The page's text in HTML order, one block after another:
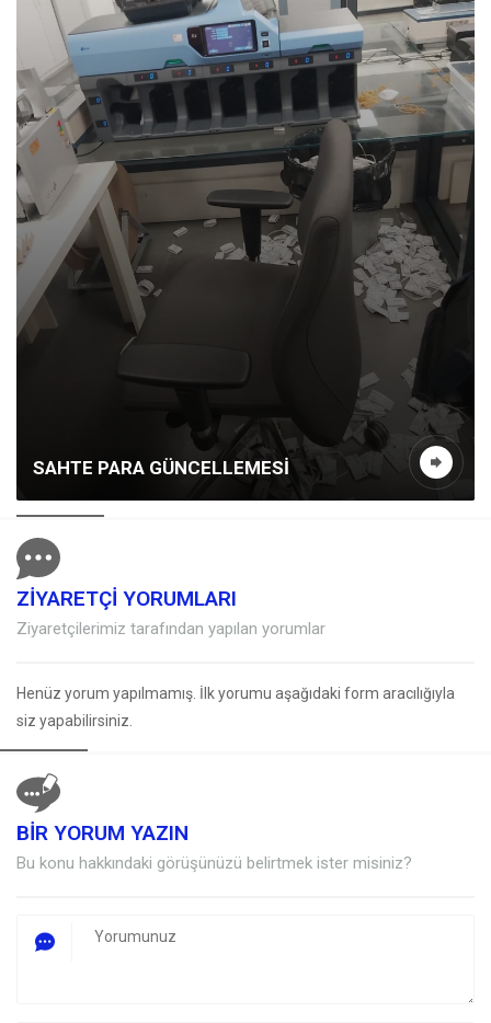
SAHTE PARA GÜNCELLEMESİ
ZİYARETÇİ YORUMLARI
Ziyaretçilerimiz tarafından yapılan yorumlar
Henüz yorum yapılmamış. İlk yorumu aşağıdaki form aracılığıyla
siz yapabilirsiniz.
BİR YORUM YAZIN
Bu konu hakkındaki görüşünüzü belirtmek ister misiniz?
Müşteri Temsilcisi